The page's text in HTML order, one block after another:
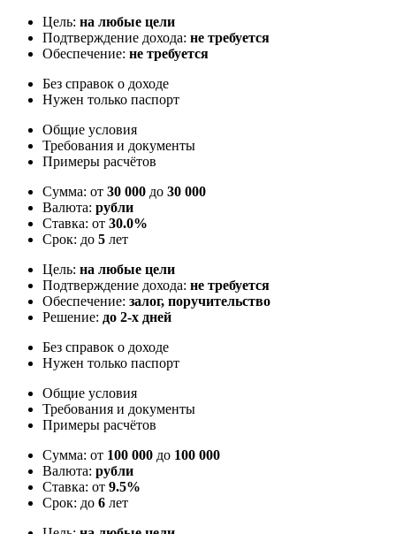
Цель: на любые цели
Подтверждение дохода: не требуется
Обеспечение: не требуется
Без справок о доходе
Нужен только паспорт
Общие условия
Требования и документы
Примеры расчётов
Сумма: от 30 000 до 30 000
Валюта: рубли
Ставка: от 30.0%
Срок: до 5 лет
Цель: на любые цели
Подтверждение дохода: не требуется
Обеспечение: залог, поручительство
Решение: до 2-х дней
Без справок о доходе
Нужен только паспорт
Общие условия
Требования и документы
Примеры расчётов
Сумма: от 100 000 до 100 000
Валюта: рубли
Ставка: от 9.5%
Срок: до 6 лет